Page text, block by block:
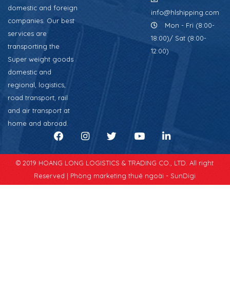
domestic and foreign
companies. Our best
services are
transporting the
Super weight goods
domestic and
regional, logistics,
road transport, rail
and air transport at
home and abroad.
info@hlshipping.com
Mon - Fri (8:00-
18:00)/ Sat (8:00-
12:00)
© 2019 HOANG LONG LOGISTICS & TRADING CO., LTD. All right
Reserved | Phòng marketing thuê ngoài - SunDigi